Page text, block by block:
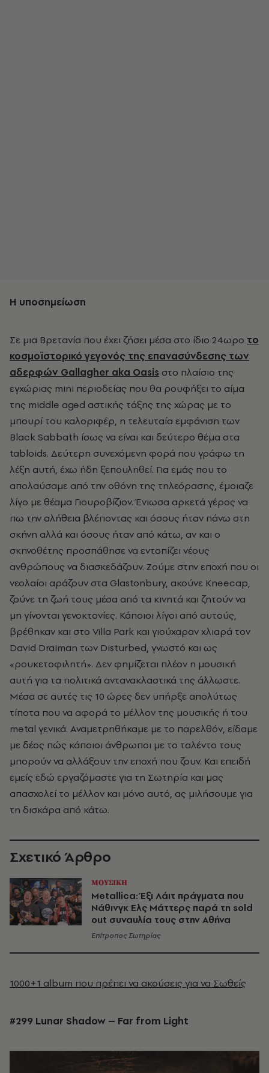
Η υποσημείωση
Σε μια Βρετανία που έχει ζήσει μέσα στο ίδιο 24ωρο το
κοσμοϊστορικό γεγονός της επανασύνδεσης των
αδερφών Gallagher aka Oasis στο πλαίσιο της
εγχώριας mini περιοδείας που θα ρουφήξει το αίμα
της middle aged αστικής τάξης της χώρας με το
μπουρί του καλοριφέρ, η τελευταία εμφάνιση των
Black Sabbath ίσως να είναι και δεύτερο θέμα στα
tabloids. Δεύτερη συνεχόμενη φορά που γράφω τη
λέξη αυτή, έχω ήδη ξεπουληθεί. Για εμάς που το
απολαύσαμε από την οθόνη της τηλεόρασης, έμοιαζε
λίγο με θέαμα Γιουροβίζιον. Ένιωσα αρκετά γέρος να
πω την αλήθεια βλέποντας και όσους ήταν πάνω στη
σκήνη αλλά και όσους ήταν από κάτω, αν και ο
σκηνοθέτης προσπάθησε να εντοπίζει νέους
ανθρώπους να διασκεδάζουν. Ζούμε στην εποχή που οι
νεολαίοι αράζουν στα Glastonbury, ακούνε Kneecap,
ζούνε τη ζωή τους μέσα από τα κινητά και ζητούν να
μη γίνονται γενοκτονίες. Κάποιοι λίγοι από αυτούς,
βρέθηκαν και στο Villa Park και γιούχαραν χλιαρά τον
David Draiman των Disturbed, γνωστό και ως
«ρουκετοφιλητή». Δεν φημίζεται πλέον η μουσική
αυτή για τα πολιτικά αντανακλαστικά της άλλωστε.
Μέσα σε αυτές τις 10 ώρες δεν υπήρξε απολύτως
τίποτα που να αφορά το μέλλον της μουσικής ή του
metal γενικά. Αναμετρηθήκαμε με το παρελθόν, είδαμε
με δέος πώς κάποιοι άνθρωποι με το ταλέντο τους
μπορούν να αλλάξουν την εποχή που ζουν. Και επειδή
εμείς εδώ εργαζόμαστε για τη Σωτηρία και μας
απασχολεί το μέλλον και μόνο αυτό, ας μιλήσουμε για
τη δισκάρα από κάτω.
Σχετικό Άρθρο
ΜΟΥΣΙΚΗ
Metallica: Έξι Λάιτ πράγματα που
Νάθινγκ Ελς Μάττερς παρά τη sold
out συναυλία τους στην Αθήνα
Επίτροπος Σωτηρίας
1000+1 album που πρέπει να ακούσεις για να Σωθείς
#299 Lunar Shadow – Far from Light